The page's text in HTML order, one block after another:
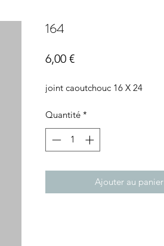
164
6,00 €Prix
joint caoutchouc 16 X 24
Quantité *
Ajouter au panier